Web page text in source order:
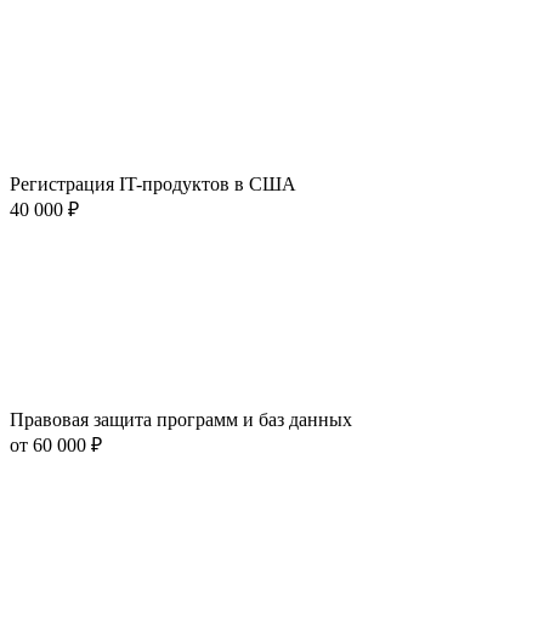
Регистрация IT-продуктов в США
40 000 ₽
Правовая защита программ и баз данных
от 60 000 ₽